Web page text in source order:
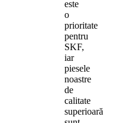
este
o
prioritate
pentru
SKF,
iar
piesele
noastre
de
calitate
superioară